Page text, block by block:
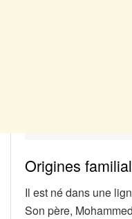
Origines
Il est né dans une
Son père,